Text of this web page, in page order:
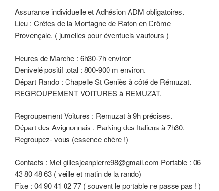
Assurance individuelle et Adhésion ADM obligatoires.
Lieu : Crêtes de la Montagne de Raton en Drôme
Provençale. ( jumelles pour éventuels vautours )
Heures de Marche : 6h30-7h environ
Denivelé positif total : 800-900 m environ.
Départ Rando : Chapelle St Geniès à côté de Rémuzat.
REGROUPEMENT VOITURES à REMUZAT.
Regroupement Voitures : Remuzat à 9h précises.
Départ des Avignonnais : Parking des Italiens à 7h30.
Regroupez- vous (essence chère !)
Contacts : Mel gillesjeanpierre98@gmail.com Portable : 06
43 80 48 63 ( veille et matin de la rando)
Fixe : 04 90 41 02 77 ( souvent le portable ne passe pas ! )